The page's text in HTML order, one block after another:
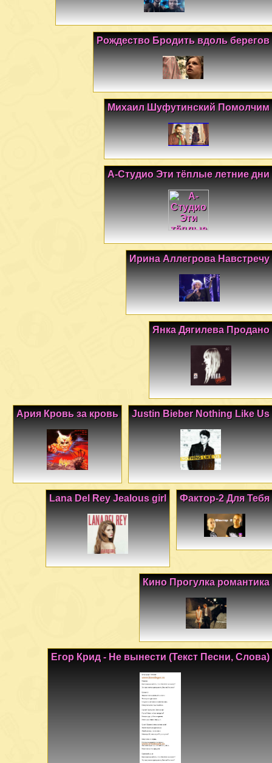
Рождество Бродить вдоль берегов
Михаил Шуфутинский Помолчим
А-Студио Эти тёплые летние дни
Ирина Аллегрова Навстречу
Янка Дягилева Продано
Justin Bieber Nothing Like Us
Ария Кровь за кровь
Фактор-2 Для Тебя
Lana Del Rey Jealous girl
Кино Прогулка романтика
Егор Крид - Не вынести (Текст Песни, Слова)